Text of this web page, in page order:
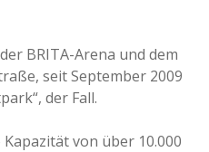
BRITA-Arena und dem
seit September 2009
der Fall.
von über 10.000